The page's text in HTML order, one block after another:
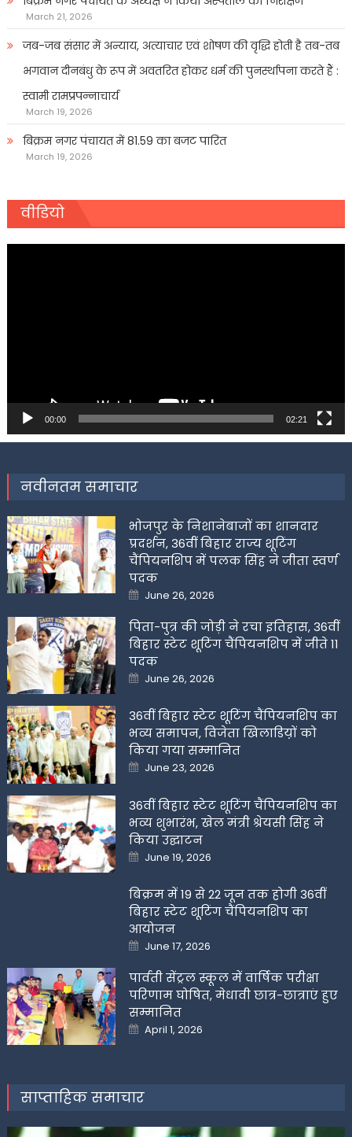
March 21, 2026
जब-जब संसार में अन्याय, अत्याचार एवं शोषण की वृद्धि होती है तब-तब
भगवान दीनबंधु के रूप में अवतरित होकर धर्म की पुनर्स्थापना करते हैं :
स्वामी रामप्रपन्नाचार्य
March 19, 2026
बिक्रम नगर पंचायत में 81.59 का बजट पारित
March 19, 2026
वीडियो
00:00 02:21
नवीनतम समाचार
भोजपुर के निशानेबाजों का शानदार
प्रदर्शन, 36वीं बिहार राज्य शूटिंग
चैंपियनशिप में पलक सिंह ने जीता स्वर्ण
पदक
Posted
on
June 26, 2026
पिता-पुत्र की जोड़ी ने रचा इतिहास, 36वीं
बिहार स्टेट शूटिंग चैंपियनशिप में जीते 11
पदक
Posted
on
June 26, 2026
36वीं बिहार स्टेट शूटिंग चैंपियनशिप का
भव्य समापन, विजेता खिलाडिय़ों को
किया गया सम्मानित
Posted
on
June 23, 2026
36वीं बिहार स्टेट शूटिंग चैंपियनशिप का
भव्य शुभारंभ, खेल मंत्री श्रेयसी सिंह ने
किया उद्घाटन
Posted
on
June 19, 2026
बिक्रम में 19 से 22 जून तक होगी 36वीं
बिहार स्टेट शूटिंग चैंपियनशिप का
आयोजन
Posted
on
June 17, 2026
पार्वती सेंट्रल स्कूल में वार्षिक परीक्षा
परिणाम घोषित, मेधावी छात्र-छात्राएं हुए
सम्मानित
Posted
on
April 1, 2026
साप्ताहिक समाचार